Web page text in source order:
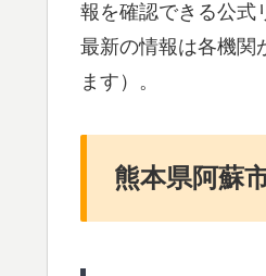
報を確認できる公式
最新の情報は各機関
ます）。
熊本県阿蘇